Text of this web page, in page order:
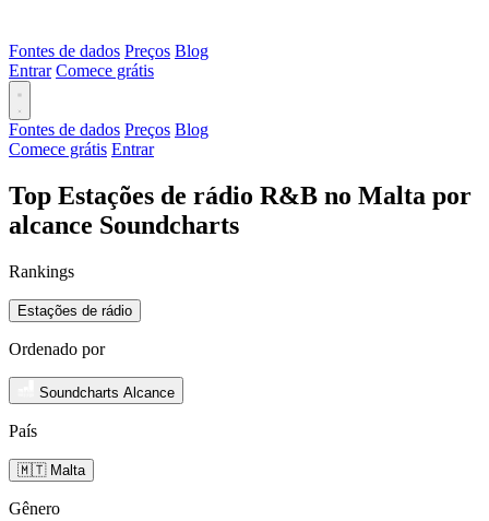
Fontes de dados Preços Blog
Entrar Comece grátis
Fontes de dados Preços Blog
Comece grátis Entrar
Top Estações de rádio R&B no Malta por
alcance Soundcharts
Rankings
Estações de rádio
Ordenado por
Soundcharts Alcance
País
🇲🇹 Malta
Gênero